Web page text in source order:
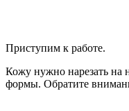
Приступим к работе.
Кожу нужно нарезать на
формы. Обратите